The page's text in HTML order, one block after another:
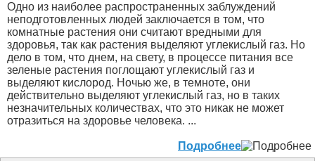
Одно из наиболее распространенных заблуждений
неподготовленных людей заключается в том, что
комнатные растения они считают вредными для
здоровья, так как растения выделяют углекислый газ. Но
дело в том, что днем, на свету, в процессе питания все
зеленые растения поглощают углекислый газ и
выделяют кислород. Ночью же, в темноте, они
действительно выделяют углекислый газ, но в таких
незначительных количествах, что это никак не может
отразиться на здоровье человека. ...
Подробнее